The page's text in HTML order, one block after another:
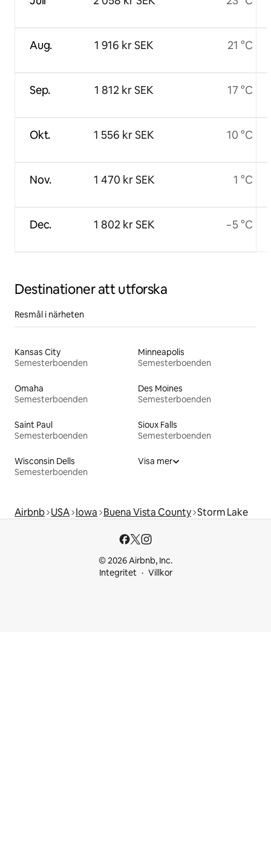
Aug.
Sep.
Okt.
Nov.
Dec.
1 916 kr SEK
1 812 kr SEK
1 556 kr SEK
1 470 kr SEK
1 802 kr SEK
21 °C
17 °C
10 °C
1 °C
−5 °C
Destinationer att utforska
Resmål i närheten
Kansas City
Semesterboenden
Minneapolis
Semesterboenden
Omaha
Semesterboenden
Des Moines
Semesterboenden
Saint Paul
Semesterboenden
Sioux Falls
Semesterboenden
Wisconsin Dells
Semesterboenden
Visa mer
Airbnb USA Iowa Buena Vista County Storm Lake
© 2026 Airbnb, Inc.
Integritet
Villkor